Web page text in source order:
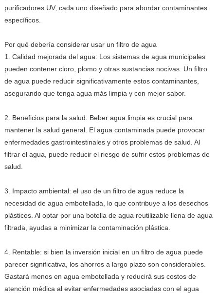
purificadores UV, cada uno diseñado para abordar contaminantes
específicos.
Por qué debería considerar usar un filtro de agua
1. Calidad mejorada del agua: Los sistemas de agua municipales
pueden contener cloro, plomo y otras sustancias nocivas. Un filtro
de agua puede reducir significativamente estos contaminantes,
asegurando que tenga agua más limpia y con mejor sabor.
2. Beneficios para la salud: Beber agua limpia es crucial para
mantener la salud general. El agua contaminada puede provocar
enfermedades gastrointestinales y otros problemas de salud. Al
filtrar el agua, puede reducir el riesgo de sufrir estos problemas de
salud.
3. Impacto ambiental: el uso de un filtro de agua reduce la
necesidad de agua embotellada, lo que contribuye a los desechos
plásticos. Al optar por una botella de agua reutilizable llena de agua
filtrada, ayudas a minimizar la contaminación plástica.
4. Rentable: si bien la inversión inicial en un filtro de agua puede
parecer significativa, los ahorros a largo plazo son considerables.
Gastará menos en agua embotellada y reducirá sus costos de
atención médica al evitar enfermedades asociadas con el agua